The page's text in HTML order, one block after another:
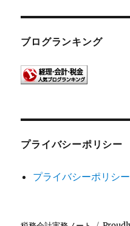
ブログランキング
プライバシーポリシー
プライバシーポリシー